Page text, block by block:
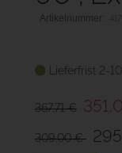
Lieferfrist 2-
367,71 €
309,00 €